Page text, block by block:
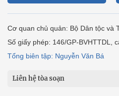
Cơ quan chủ quản: Bộ Dân tộc và
Số giấy phép: 146/GP-BVHTTDL,
Tổng biên tập: Nguyễn Văn Bá
Liên hệ tòa soạn